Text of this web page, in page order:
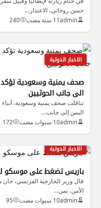
حسن روحاني، الاعتذار…
admin11 سنة مضت 240
الاخبار الدولية
صحف يمنية وسعودية تؤكد
الى جانب الحوثيين
تناقلت صحف يمنية وسعودية،
اليمن إلى جانب…
admin10 سنوات مضت 172
الاخبار الدولية
باريس تضغط على موسكو
قال وزير الخارجية الفرنسي،
الأمن، بمن…
admin10 سنوات مضت 95